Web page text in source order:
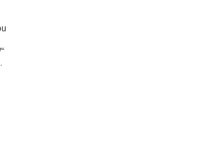
aby pro vás nakupování bylo co
našli to, co hledáte, ušetřili spoustu
vás nezajímají. Abyste web viděli
přihlašovat. Proto od vás
a užitečné služby na základě